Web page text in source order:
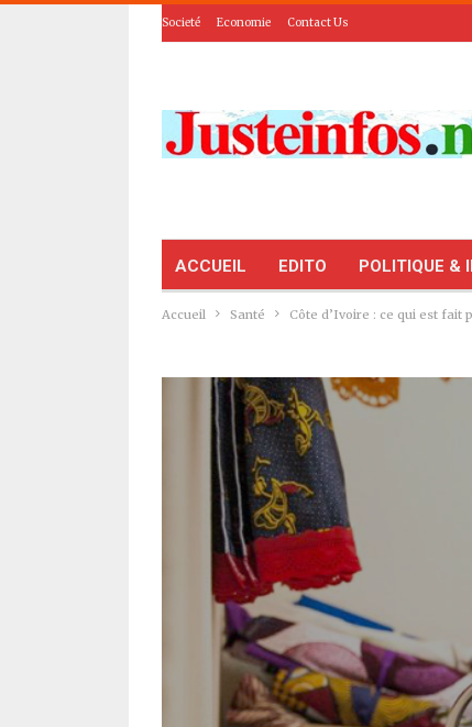
Societé Economie Contact Us
ACCUEIL EDITO POLITIQUE &
Accueil Santé Côte d’Ivoire : ce qui est fait